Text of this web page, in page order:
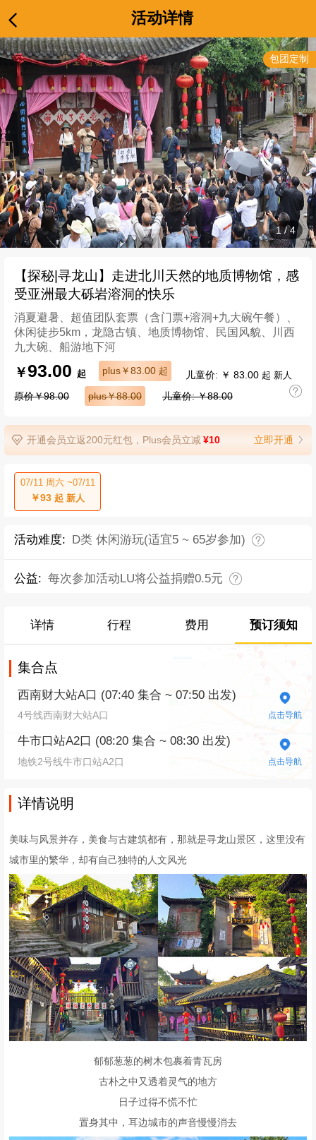
活动详情
1/4
【探秘|寻龙山】走进北川天然的地质博物馆，感
受亚洲最大砾岩溶洞的快乐
消夏避暑、超值团队套票（含门票+溶洞+九大碗午餐）、
休闲徒步5km，龙隐古镇、地质博物馆、民国风貌、川西
九大碗、船游地下河
￥93.00起 plus￥83.00 起 儿童价: ￥ 83.00 起 新人
原价￥98.00 plus￥88.00 儿童价: ￥88.00
开通会员立返200元红包，Plus会员立减¥10 立即开通
07/11 周六 ~07/11
￥93起 新人
包团定制
活动难度: D类 休闲游玩(适宜5 ~ 65岁参加)
公益: 每次参加活动LU将公益捐赠0.5元
详情 行程 费用 预订须知
集合点
西南财大站A口 (07:40 集合 ~ 07:50 出发)
4号线西南财大站A口 点击导航
牛市口站A2口 (08:20 集合 ~ 08:30 出发)
地铁2号线牛市口站A2口 点击导航
详情说明
美味与风景并存，美食与古建筑都有，那就是寻龙山景区，这里没有
城市里的繁华，却有自己独特的人文风光
郁郁葱葱的树木包裹着青瓦房
古朴之中又透着灵气的地方
日子过得不慌不忙
置身其中，耳边城市的声音慢慢消去